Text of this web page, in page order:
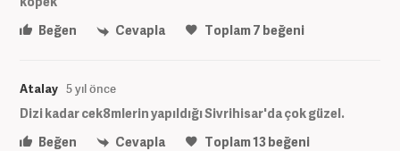
Beğen
Cevapla Toplam7 beğeni
Atalay 5 yıl önce
Dizi kadar cek8mlerin yapıldığı Sivrihisar'da çok güzel.
Beğen
Cevapla Toplam13beğeni